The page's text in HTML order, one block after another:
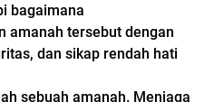
bagaimana
amanah tersebut dengan
dan sikap rendah hati
sebuah amanah. Menjaga